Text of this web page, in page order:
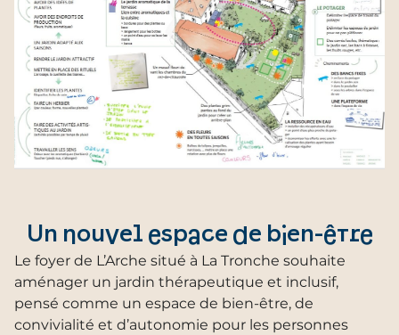
Un nouvel espace de bien-être
Le foyer de L’Arche situé à La Tronche souhaite
aménager un jardin thérapeutique et inclusif,
pensé comme un espace de bien-être, de
convivialité et d’autonomie pour les personnes